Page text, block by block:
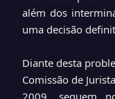
além dos
uma decisão
Diante desta
Comissão de
2009, seguem